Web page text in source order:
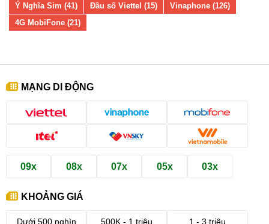
Ý Nghĩa Sim (41)
Đầu số Viettel (15)
Vinaphone (126)
4G MobiFone (21)
MẠNG DI ĐỘNG
09x 08x 07x 05x 03x
KHOẢNG GIÁ
Dưới 500 nghìn 500K - 1 triệu 1 - 3 triệu